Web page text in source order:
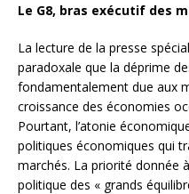
Le G8, bras exécutif des
La lecture de la presse
paradoxale que la déprime
fondamentalement due aux
croissance des économies
Pourtant, l’atonie
politiques économiques qui
marchés. La priorité donnée
politique des « grands